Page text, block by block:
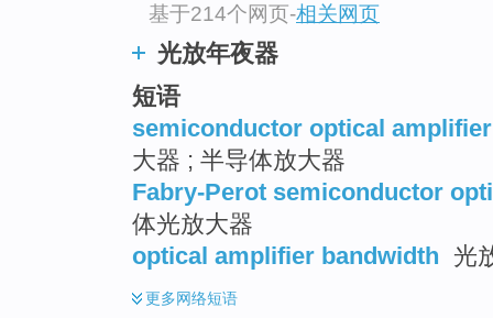
基于214个网页-相关网页
光放年夜器
短语
semiconductor optical amplifier
大器 ; 半导体放大器
Fabry-Perot semiconductor
体光放大器
optical amplifier bandwidth 光
更多网络短语